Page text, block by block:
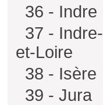
36 - Indre
37 - Indre-
et-Loire
38 - Isère
39 - Jura